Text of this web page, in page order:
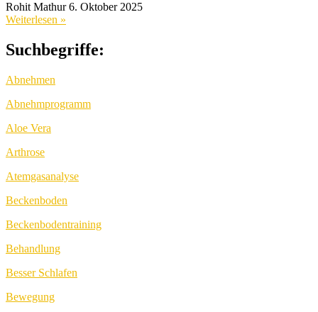
Rohit Mathur6. Oktober 2025
Weiterlesen »
Suchbegriffe:
Abnehmen
Abnehmprogramm
Aloe Vera
Arthrose
Atemgasanalyse
Beckenboden
Beckenbodentraining
Behandlung
Besser Schlafen
Bewegung